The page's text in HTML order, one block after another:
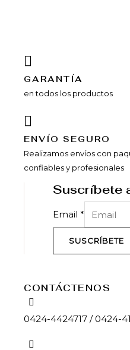
GARANTÍA
en todos los productos
ENVÍ­O SEGURO
Realizamos envíos con
confiables y profesionales
Suscríbete
Email *
SUSCRÍBETE
CONTÁCTENOS
0424-4424717 / 0424-